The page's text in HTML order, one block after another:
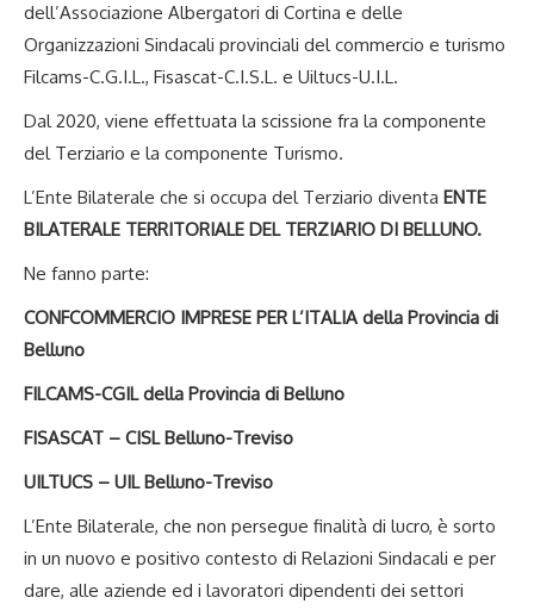
dell’Associazione Albergatori di Cortina e delle
Organizzazioni Sindacali provinciali del commercio e turismo
Filcams-C.G.I.L., Fisascat-C.I.S.L. e Uiltucs-U.I.L.
Dal 2020, viene effettuata la scissione fra la componente
del Terziario e la componente Turismo.
L’Ente Bilaterale che si occupa del Terziario diventa ENTE
BILATERALE TERRITORIALE DEL TERZIARIO DI BELLUNO.
Ne fanno parte:
CONFCOMMERCIO IMPRESE PER L’ITALIA della Provincia di
Belluno
FILCAMS-CGIL della Provincia di Belluno
FISASCAT – CISL Belluno-Treviso
UILTUCS – UIL Belluno-Treviso
L’Ente Bilaterale, che non persegue finalità di lucro, è sorto
in un nuovo e positivo contesto di Relazioni Sindacali e per
dare, alle aziende ed i lavoratori dipendenti dei settori